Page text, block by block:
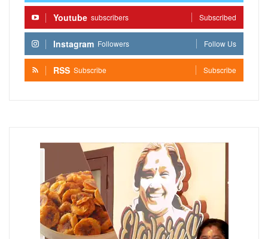
Youtube subscribers Subscribed
Instagram Followers Follow Us
RSS Subscribe Subscribe